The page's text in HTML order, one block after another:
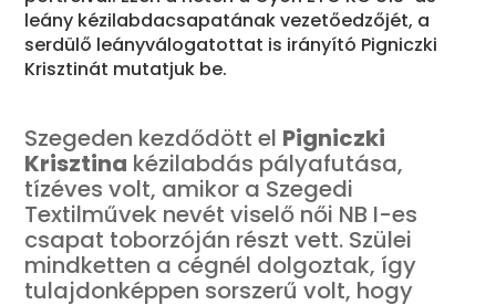
leány kézilabdacsapatának vezetőedzőjét, a
serdülő leányválogatottat is irányító Pigniczki
Krisztinát mutatjuk be.
Szegeden kezdődött el Pigniczki
Krisztina kézilabdás pályafutása,
tízéves volt, amikor a Szegedi
Textilművek nevét viselő női NB I-es
csapat toborzóján részt vett. Szülei
mindketten a cégnél dolgoztak, így
tulajdonképpen sorszerű volt, hogy